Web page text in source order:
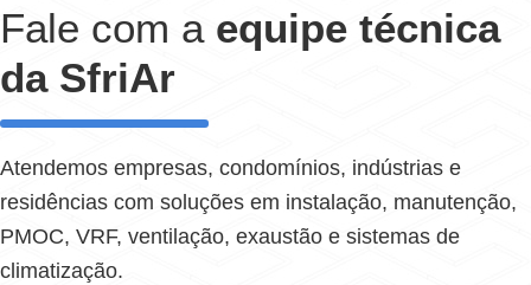
Fale com a equipe técnica
da SfriAr
Atendemos empresas, condomínios, indústrias e
residências com soluções em instalação, manutenção,
PMOC, VRF, ventilação, exaustão e sistemas de
climatização.